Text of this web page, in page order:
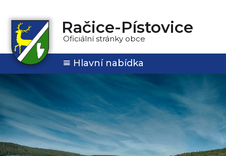
Račice-Pístovice
Oficiální stránky obce
Hlavní nabídka